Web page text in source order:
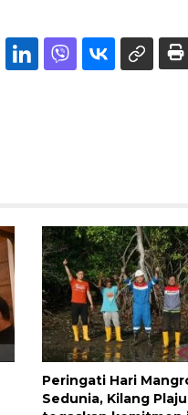
Peringati Hari
Sedunia, Kilang Plaju